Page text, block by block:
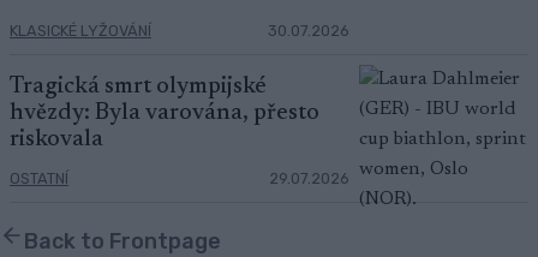
KLASICKÉ LYŽOVÁNÍ 30.07.2026
Tragická smrt olympijské
hvězdy: Byla varována, přesto
riskovala
OSTATNÍ 29.07.2026
Back to Frontpage